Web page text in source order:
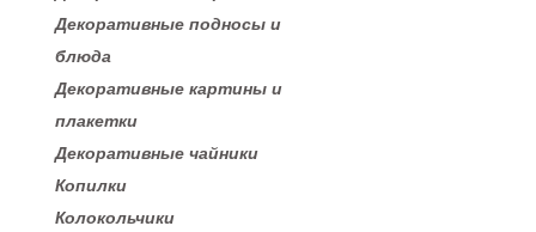
Декоративные подносы и
блюда
Декоративные картины и
плакетки
Декоративные чайники
Копилки
Колокольчики